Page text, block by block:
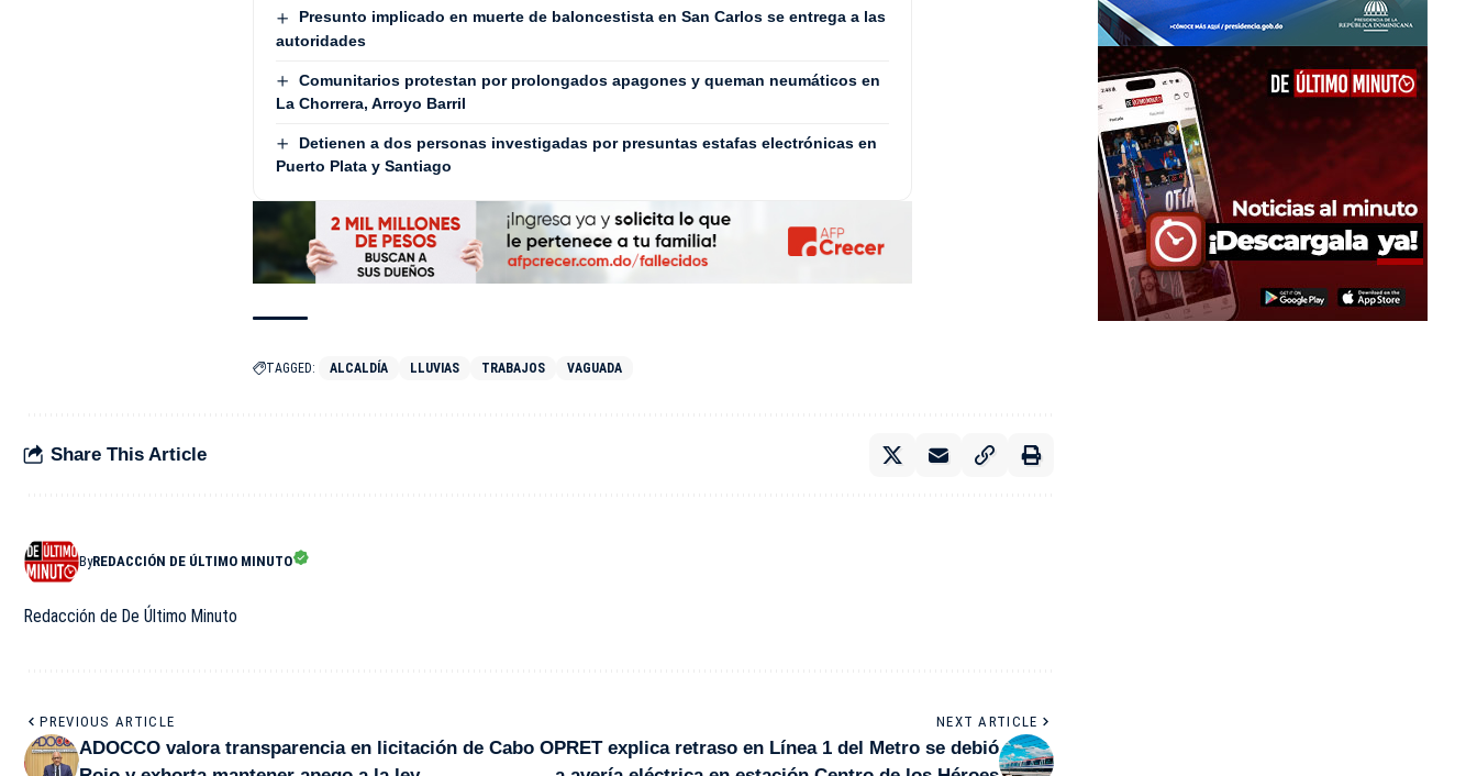
Presunto implicado en muerte de baloncestista en San Carlos se entrega a las
autoridades
Comunitarios protestan por prolongados apagones y queman neumáticos en
La Chorrera, Arroyo Barril
Detienen a dos personas investigadas por presuntas estafas electrónicas en
Puerto Plata y Santiago
TAGGED: ALCALDÍA LLUVIAS TRABAJOS VAGUADA
Share This Article
ByREDACCIÓN DE ÚLTIMO MINUTO
Redacción de De Último Minuto
PREVIOUS ARTICLE
ADOCCO valora transparencia en licitación de Cabo
NEXT ARTICLE
OPRET explica retraso en Línea 1 del Metro se debió